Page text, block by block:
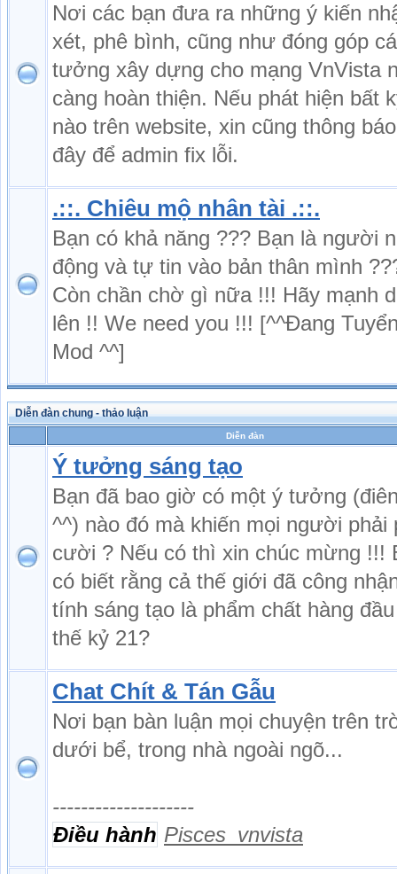
Nơi các bạn đưa ra những ý kiến
xét, phê bình, cũng như đóng góp
tưởng xây dựng cho mạng VnVista
càng hoàn thiện. Nếu phát hiện bất
nào trên website, xin cũng thông
đây để admin fix lỗi.
.::. Chiêu mộ nhân tài .::.
Bạn có khả năng ??? Bạn là người
động và tự tin vào bản thân mình
Còn chần chờ gì nữa !!! Hãy mạnh
lên !! We need you !!! [^^Đang
Mod ^^]
Diễn đàn chung - thảo luận
Diễn đàn
Ý tưởng sáng tạo
Bạn đã bao giờ có một ý tưởng
^^) nào đó mà khiến mọi người phải
cười ? Nếu có thì xin chúc mừng !!!
có biết rằng cả thế giới đã công
tính sáng tạo là phẩm chất hàng
thế kỷ 21?
Chat Chít & Tán Gẫu
Nơi bạn bàn luận mọi chuyện trên
dưới bể, trong nhà ngoài ngõ...
--------------------
Điều hành Pisces_vnvista